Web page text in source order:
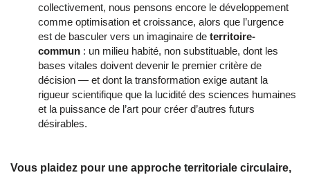
collectivement, nous pensons encore le développement
comme optimisation et croissance, alors que l’urgence
est de basculer vers un imaginaire de territoire-
commun : un milieu habité, non substituable, dont les
bases vitales doivent devenir le premier critère de
décision — et dont la transformation exige autant la
rigueur scientifique que la lucidité des sciences humaines
et la puissance de l’art pour créer d’autres futurs
désirables.
Vous plaidez pour une approche territoriale circulaire,